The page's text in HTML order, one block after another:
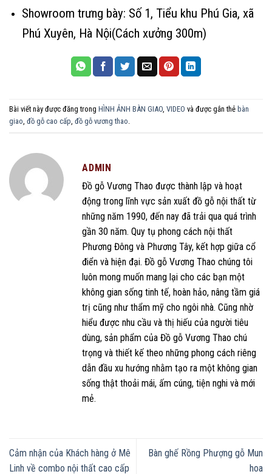
Showroom trưng bày: Số 1, Tiểu khu Phú Gia, xã
Phú Xuyên, Hà Nội(Cách xưởng 300m)
Bài viết này được đăng trong HÌNH ẢNH BÀN GIAO, VIDEO và được gắn thẻ bàn
giao, đồ gỗ cao cấp, đồ gỗ vương thao.
ADMIN
Đồ gỗ Vương Thao được thành lập và hoạt
động trong lĩnh vực sản xuất đồ gỗ nội thất từ
những năm 1990, đến nay đã trải qua quá trình
gần 30 năm. Quy tụ phong cách nội thất
Phương Đông và Phương Tây, kết hợp giữa cổ
điển và hiện đại. Đồ gỗ Vương Thao chúng tôi
luôn mong muốn mang lại cho các bạn một
không gian sống tinh tế, hoàn hảo, nâng tầm giá
trị cũng như thẩm mỹ cho ngôi nhà. Cũng nhờ
hiểu được nhu cầu và thị hiếu của người tiêu
dùng, sản phẩm của Đồ gỗ Vương Thao chú
trọng và thiết kế theo những phong cách riêng
dẫn đầu xu hướng nhằm tạo ra một không gian
sống thật thoải mái, ấm cúng, tiện nghi và mới
mẻ.
Cảm nhận của Khách hàng ở Mê
Linh về combo nội thất cao cấp
Bàn ghế Rồng Phượng gỗ Mun
hoa